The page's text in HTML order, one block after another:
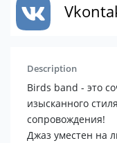
Description
Birds band - это
изысканного
сопровождения!
Джаз уместен на